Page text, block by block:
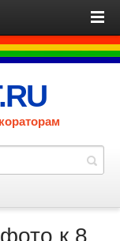
к 8